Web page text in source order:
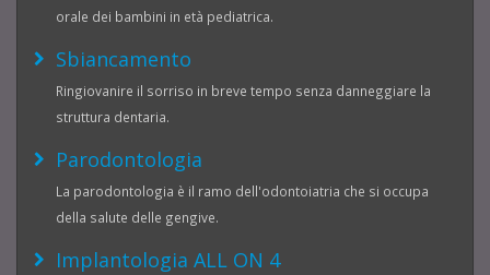
orale dei bambini in età pediatrica.
Sbiancamento
Ringiovanire il sorriso in breve tempo senza danneggiare la
struttura dentaria.
Parodontologia
La parodontologia è il ramo dell'odontoiatria che si occupa
della salute delle gengive.
Implantologia ALL ON 4